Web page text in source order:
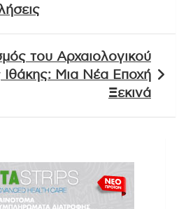
του Αρχαιολογικού
Ιθάκης: Μια Νέα Εποχή
Ξεκινά